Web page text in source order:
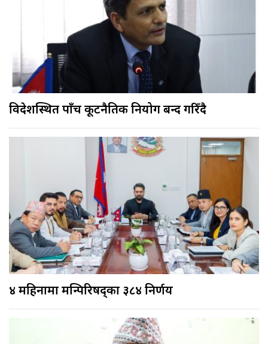
विदेशस्थित पाँच कूटनैतिक नियोग बन्द गरिँदै
४ महिनामा मन्त्रिपरिषद्का ३८४ निर्णय